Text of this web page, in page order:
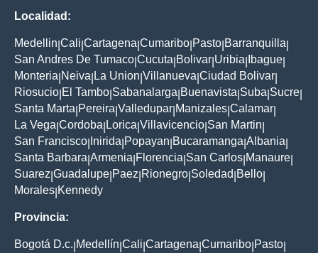
Localidad:
Medellin Cali Cartagena Cumaribo Pasto Barranquilla
San Andres De Tumaco Cucuta Bolivar Uribia Ibague
Monteria Neiva La Union Villanueva Ciudad Bolivar
Riosucio El Tambo Sabanalarga Buenavista Suba Sucre
Santa Marta Pereira Valledupar Manizales Calamar
La Vega Cordoba Lorica Villavicencio San Martin
San Francisco Inirida Popayan Bucaramanga Albania
Santa Barbara Armenia Florencia San Carlos Manaure
Suarez Guadalupe Paez Rionegro Soledad Bello
Morales Kennedy
Provincia:
Bogotá D.c. Medellín Cali Cartagena Cumaribo Pasto